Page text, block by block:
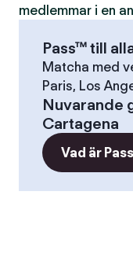
medlemmar i en
Pass™ till
Matcha med
Paris, Los
Nuvarande
Cartagena
Vad är